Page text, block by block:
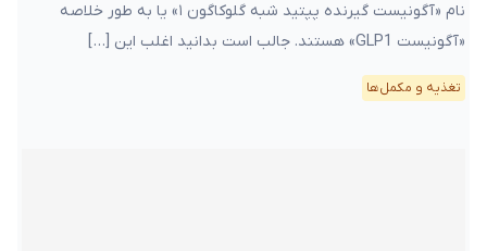
نام «آگونیست گیرنده پپتید شبه گلوکاگون ۱» یا به طور خلاصه
«آگونیست GLP1» هستند. جالب است بدانید اغلب این […]
تغذیه و مکمل‌ها